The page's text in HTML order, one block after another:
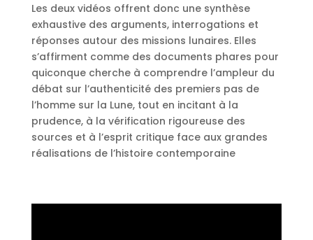
Les deux vidéos offrent donc une synthèse
exhaustive des arguments, interrogations et
réponses autour des missions lunaires. Elles
s’affirment comme des documents phares pour
quiconque cherche à comprendre l’ampleur du
débat sur l’authenticité des premiers pas de
l’homme sur la Lune, tout en incitant à la
prudence, à la vérification rigoureuse des
sources et à l’esprit critique face aux grandes
réalisations de l’histoire contemporaine